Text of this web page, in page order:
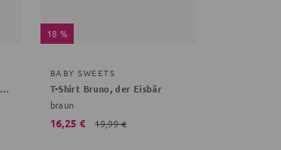
Halstuch MRKNG Bestseller Kollektion
18 %
BABY SWEETS
T-Shirt Bruno, der Eisbär
braun
16,25 € 19,99 €